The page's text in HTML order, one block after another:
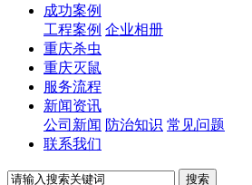
成功案例
工程案例 企业相册
重庆杀虫
重庆灭鼠
服务流程
新闻资讯
公司新闻 防治知识 常见问题
联系我们